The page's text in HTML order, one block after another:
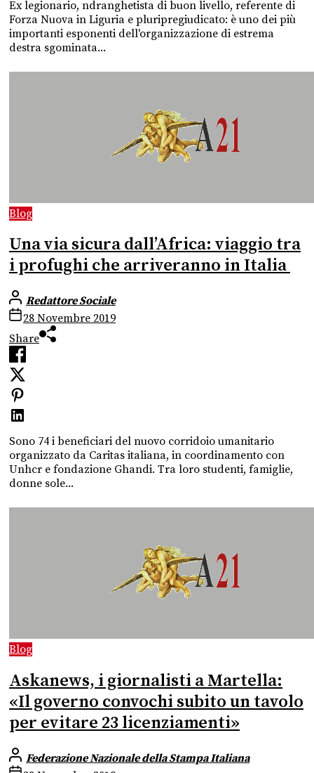
Ex legionario, ndranghetista di buon livello, referente di
Forza Nuova in Liguria e pluripregiudicato: è uno dei più
importanti esponenti dell'organizzazione di estrema
destra sgominata...
Blog
Una via sicura dall’Africa: viaggio tra
i profughi che arriveranno in Italia ​
Redattore Sociale
28 Novembre 2019
Share
Sono 74 i beneficiari del nuovo corridoio umanitario
organizzato da Caritas italiana, in coordinamento con
Unhcr e fondazione Ghandi. Tra loro studenti, famiglie,
donne sole...
Blog
Askanews, i giornalisti a Martella:
«Il governo convochi subito un tavolo
per evitare 23 licenziamenti»
Federazione Nazionale della Stampa Italiana